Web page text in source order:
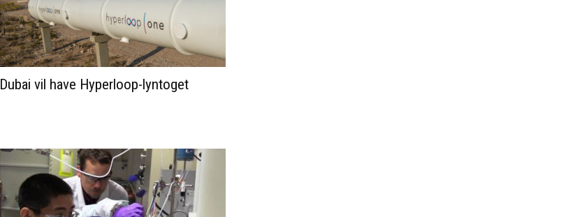
Dubai vil have Hyperloop-lyntoget